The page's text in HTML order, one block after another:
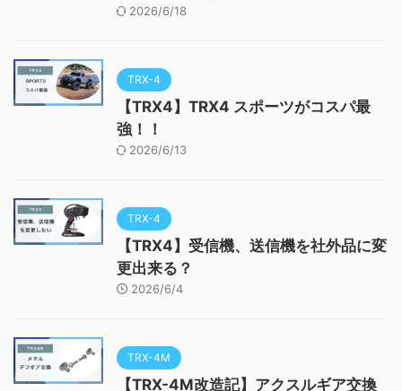
2026/6/18
TRX-4
【TRX4】TRX4 スポーツがコスパ最
強！！
2026/6/13
TRX-4
【TRX4】受信機、送信機を社外品に変
更出来る？
2026/6/4
TRX-4M
【TRX-4M改造記】アクスルギア交換